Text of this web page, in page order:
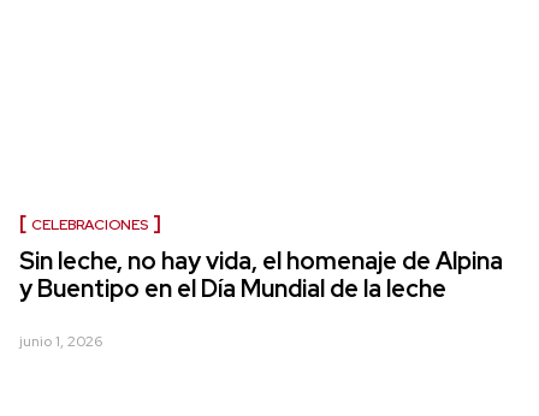
CELEBRACIONES
Sin leche, no hay vida, el homenaje de Alpina
y Buentipo en el Día Mundial de la leche
junio 1, 2026